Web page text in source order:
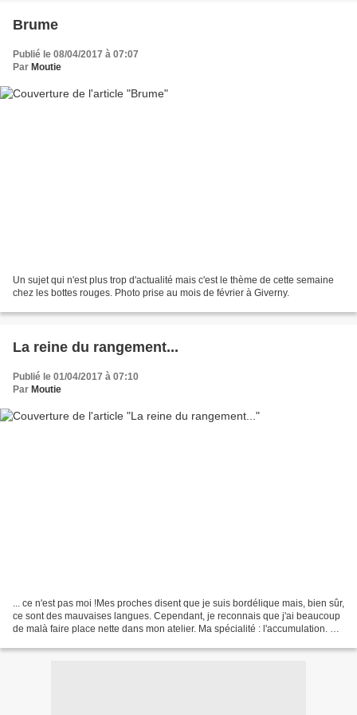
Brume
Publié le 08/04/2017 à 07:07
Par Moutie
Un sujet qui n'est plus trop d'actualité mais c'est le thème de cette semaine
chez les bottes rouges. Photo prise au mois de février à Giverny.
La reine du rangement...
Publié le 01/04/2017 à 07:10
Par Moutie
... ce n'est pas moi !Mes proches disent que je suis bordélique mais, bien sûr,
ce sont des mauvaises langues. Cependant, je reconnais que j'ai beaucoup
de malà faire place nette dans mon atelier. Ma spécialité : l'accumulation. Ne